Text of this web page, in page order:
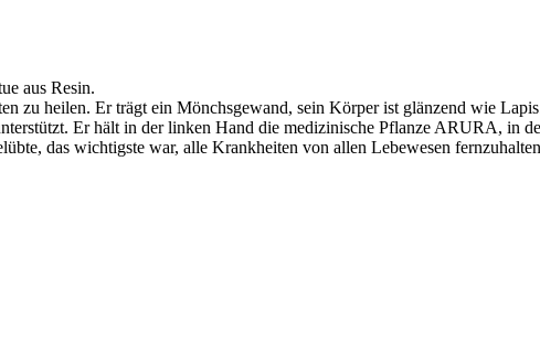
aus Resin.
zu heilen. Er trägt ein Mönchsgewand, sein Körper ist glänzend wie
Er hält in der linken Hand die medizinische Pflanze ARURA, in
das wichtigste war, alle Krankheiten von allen Lebewesen